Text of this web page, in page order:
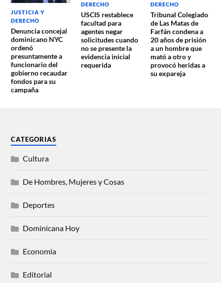
JUSTICIA Y
DERECHO
Denuncia concejal
dominicano NYC
ordenó
presuntamente a
funcionario del
gobierno recaudar
fondos para su
campaña
DERECHO
USCIS restablece
facultad para
agentes negar
solicitudes cuando
no se presente la
evidencia inicial
requerida
DERECHO
Tribunal Colegiado
de Las Matas de
Farfán condena a
20 años de prisión
a un hombre que
mató a otro y
provocó heridas a
su expareja
CATEGORIAS
Cultura
De Hombres, Mujeres y Cosas
Deportes
Dominicana Hoy
Economia
Editorial